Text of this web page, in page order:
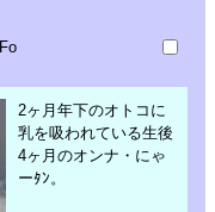
2ヶ月年下のオトコに
乳を吸われている生後
4ヶ月のオンナ・にゃ
ーﾀﾝ。